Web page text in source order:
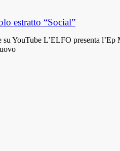
estratto “Social”
YouTube L’ELFO presenta